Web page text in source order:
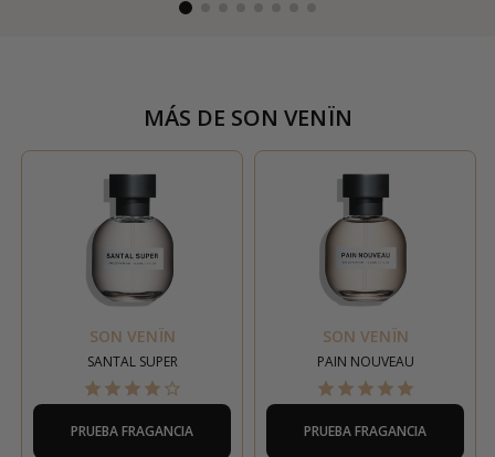
MÁS DE SON VENÏN
SON VENÏN
SANTAL SUPER
PRUEBA FRAGANCIA
SON VENÏN
PAIN NOUVEAU
PRUEBA FRAGANCIA